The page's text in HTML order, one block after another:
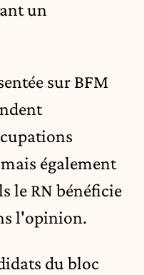
un
sur BFM
également
le RN bénéficie
l'opinion.
du bloc